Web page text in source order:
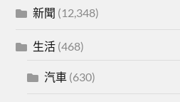
新聞 (12,348)
生活 (468)
汽車 (630)